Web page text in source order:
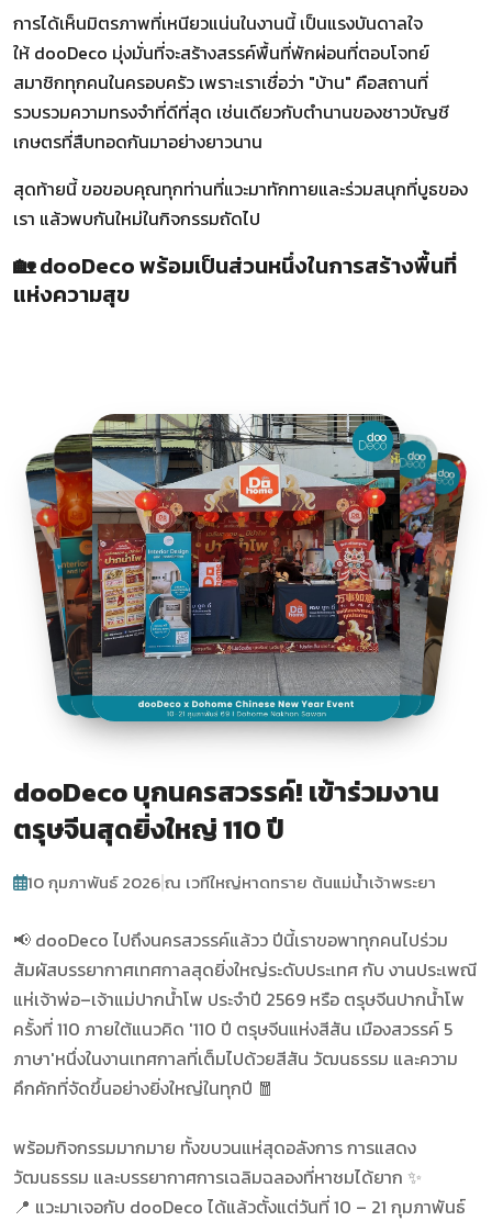
การได้เห็นมิตรภาพที่เหนียวแน่นในงานนี้ เป็นแรงบันดาลใจ
ให้ dooDeco มุ่งมั่นที่จะสร้างสรรค์พื้นที่พักผ่อนที่ตอบโจทย์
สมาชิกทุกคนในครอบครัว เพราะเราเชื่อว่า "บ้าน" คือสถานที่
รวบรวมความทรงจำที่ดีที่สุด เช่นเดียวกับตำนานของชาวบัญชี
เกษตรที่สืบทอดกันมาอย่างยาวนาน
สุดท้ายนี้ ขอขอบคุณทุกท่านที่แวะมาทักทายและร่วมสนุกที่บูธของ
เรา แล้วพบกันใหม่ในกิจกรรมถัดไป
🏡 dooDeco พร้อมเป็นส่วนหนึ่งในการสร้างพื้นที่
แห่งความสุข
dooDeco บุกนครสวรรค์! เข้าร่วมงาน
ตรุษจีนสุดยิ่งใหญ่ 110 ปี
10 กุมภาพันธ์ 2026|ณ เวทีใหญ่หาดทราย ต้นแม่น้ำเจ้าพระยา
📢 dooDeco ไปถึงนครสวรรค์แล้วว ปีนี้เราขอพาทุกคนไปร่วม
สัมผัสบรรยากาศเทศกาลสุดยิ่งใหญ่ระดับประเทศ กับ งานประเพณี
แห่เจ้าพ่อ–เจ้าแม่ปากน้ำโพ ประจำปี 2569 หรือ ตรุษจีนปากน้ำโพ
ครั้งที่ 110 ภายใต้แนวคิด '110 ปี ตรุษจีนแห่งสีสัน เมืองสวรรค์ 5
ภาษา'หนึ่งในงานเทศกาลที่เต็มไปด้วยสีสัน วัฒนธรรม และความ
คึกคักที่จัดขึ้นอย่างยิ่งใหญ่ในทุกปี 🧧
พร้อมกิจกรรมมากมาย ทั้งขบวนแห่สุดอลังการ การแสดง
วัฒนธรรม และบรรยากาศการเฉลิมฉลองที่หาชมได้ยาก ✨
📍 แวะมาเจอกับ dooDeco ได้แล้วตั้งแต่วันที่10 – 21 กุมภาพันธ์